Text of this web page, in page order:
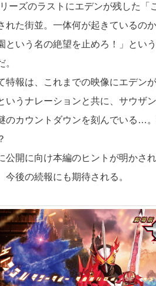
ーズのラストにエデンが残した「
れた街並。一体何が起きているの
という名の絶望を止めろ！」とい
。
特報は、これまでの映像にエデン
いうナレーションと共に、サウザ
のカウントダウンを刻んでいる…
公開に向け本編のヒントが明か
今後の続報にも期待される。